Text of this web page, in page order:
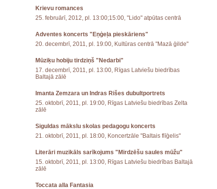
Krievu romances
25. februārī, 2012, pl. 13:00;15:00, "Lido" atpūtas centrā
Adventes koncerts "Eņģeļa pieskāriens"
20. decembrī, 2011, pl. 19:00, Kultūras centrā "Mazā ģilde"
Mūziķu hobiju tirdziņš "Nedarbi"
17. decembrī, 2011, pl. 13:00, Rīgas Latviešu biedrības
Baltajā zālē
Imanta Zemzara un Indras Rišes dubultportrets
25. oktobrī, 2011, pl. 19:00, Rīgas Latviešu biedrības Zelta
zālē
Siguldas mākslu skolas pedagogu koncerts
21. oktobrī, 2011, pl. 18:00, Koncertzāle "Baltais flīģelis"
Literāri muzikāls sarīkojums "Mirdzēšu saules mūžu"
15. oktobrī, 2011, pl. 13:00, Rīgas Latviešu biedrības Baltajā
zālē
Toccata alla Fantasia